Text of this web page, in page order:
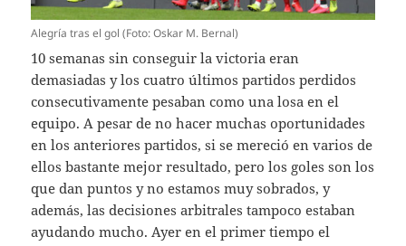
Alegría tras el gol (Foto: Oskar M. Bernal)
10 semanas sin conseguir la victoria eran
demasiadas y los cuatro últimos partidos perdidos
consecutivamente pesaban como una losa en el
equipo. A pesar de no hacer muchas oportunidades
en los anteriores partidos, si se mereció en varios de
ellos bastante mejor resultado, pero los goles son los
que dan puntos y no estamos muy sobrados, y
además, las decisiones arbitrales tampoco estaban
ayudando mucho. Ayer en el primer tiempo el